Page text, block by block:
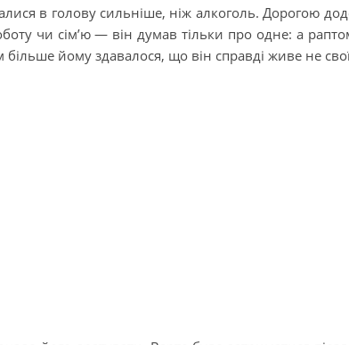
в голову сильніше, ніж алкоголь. Дорогою
чи сім’ю — він думав тільки про одне: а
більше йому здавалося, що він справді живе не